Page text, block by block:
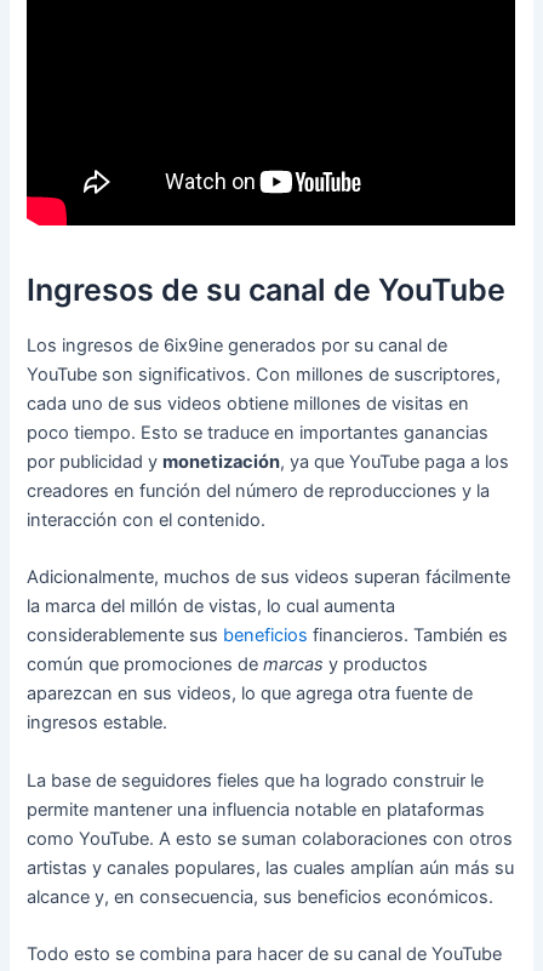
Ingresos de su canal de YouTube
Los ingresos de 6ix9ine generados por su canal de
YouTube son significativos. Con millones de suscriptores,
cada uno de sus videos obtiene millones de visitas en
poco tiempo. Esto se traduce en importantes ganancias
por publicidad ymonetización, ya que YouTube paga a los
creadores en función del número de reproducciones y la
interacción con el contenido.
Adicionalmente, muchos de sus videos superan fácilmente
la marca del millón de vistas, lo cual aumenta
considerablemente sus beneficios financieros. También es
común que promociones demarcas y productos
aparezcan en sus videos, lo que agrega otra fuente de
ingresos estable.
La base de seguidores fieles que ha logrado construir le
permite mantener una influencia notable en plataformas
como YouTube. A esto se suman colaboraciones con otros
artistas y canales populares, las cuales amplían aún más su
alcance y, en consecuencia, sus beneficios económicos.
Todo esto se combina para hacer de su canal de YouTube